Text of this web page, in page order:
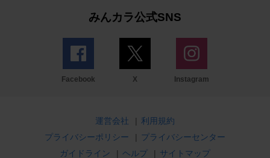
みんカラ公式SNS
Facebook X Instagram
運営会社 | 利用規約
プライバシーポリシー
| プライバシーセンター
ガイドライン
| ヘルプ | サイトマップ